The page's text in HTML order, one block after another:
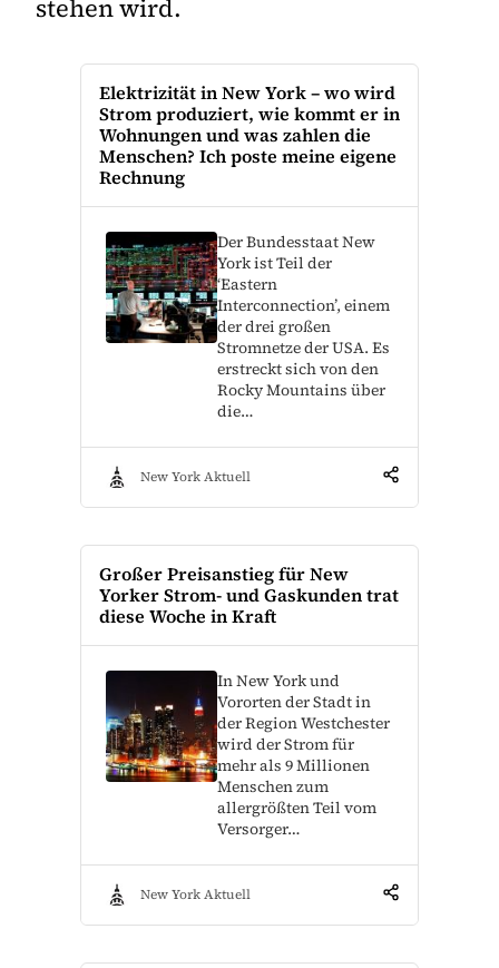
stehen wird.
Elektrizität in New York – wo wird
Strom produziert, wie kommt er in
Wohnungen und was zahlen die
Menschen? Ich poste meine eigene
Rechnung
Der Bundesstaat New
York ist Teil der
‘Eastern
Interconnection’, einem
der drei großen
Stromnetze der USA. Es
erstreckt sich von den
Rocky Mountains über
die…
New York Aktuell
Großer Preisanstieg für New
Yorker Strom- und Gaskunden trat
diese Woche in Kraft
In New York und
Vororten der Stadt in
der Region Westchester
wird der Strom für
mehr als 9 Millionen
Menschen zum
allergrößten Teil vom
Versorger…
New York Aktuell